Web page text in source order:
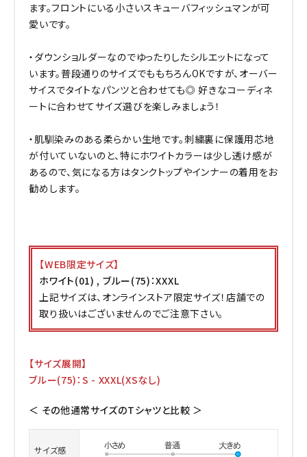
ます。フロントにいる小さいスキューバフィッシュマンが可
愛いです。
・ダウンショルダーなのでゆったりしたシルエットになって
います。普段通りのサイズでももちろんOKですが、オーバー
サイスでタイトなパンツと合わせても◎ 好きなコーディネ
ートに合わせてサイズ選びを楽しみましょう！
・肌馴染みのある柔らかい生地です。刺繍裏に保護用芯地
が付いていないのと、特にホワイトカラーは少し透け感が
あるので、気になる方はタンクトップやインナーの着用をお
勧めします。
【WEB限定サイズ】
ホワイト(01) , ブルー(75)：XXXL
上記サイズは、オンラインストア限定サイズ！店舗での
取り扱いはございませんのでご注意下さい。
【サイズ展開】
ブルー(75)：S - XXXL(XSなし)
＜ その他通常サイズのTシャツと比較 ＞
サイズ感